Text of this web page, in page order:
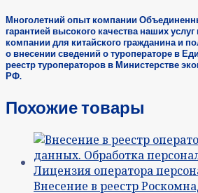
Многолетний опыт компании
гарантией высокого качества наших услуг
компании для китайского гражданина и
о внесении сведений о туроператоре в
реестр туроператоров в Министерстве
РФ.
Похожие товары